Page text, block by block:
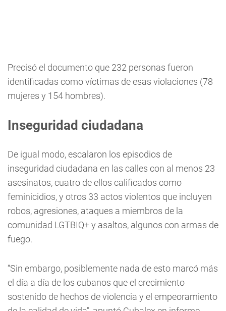
Precisó el documento que 232 personas fueron
identificadas como víctimas de esas violaciones (78
mujeres y 154 hombres).
Inseguridad ciudadana
De igual modo, escalaron los episodios de
inseguridad ciudadana en las calles con al menos 23
asesinatos, cuatro de ellos calificados como
feminicidios, y otros 33 actos violentos que incluyen
robos, agresiones, ataques a miembros de la
comunidad LGTBIQ+ y asaltos, algunos con armas de
fuego.
“Sin embargo, posiblemente nada de esto marcó más
el día a día de los cubanos que el crecimiento
sostenido de hechos de violencia y el empeoramiento